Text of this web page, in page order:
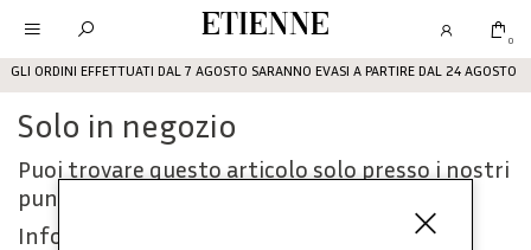
GLI ORDINI EFFETTUATI DAL 7 AGOSTO SARANNO EVASI A PARTIRE DAL 24 AGOSTO
Etienne 0
Solo in negozio
Puoi trovare questo articolo solo presso i nostri
punti vendita:
Info contatti